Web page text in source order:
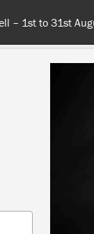
– 1st to 31st
Stockist